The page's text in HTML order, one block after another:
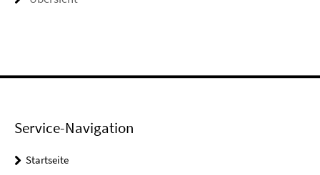
Service-Navigation
Startseite